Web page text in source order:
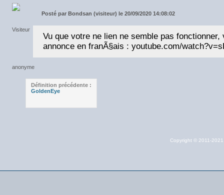
Posté par Bondsan (visiteur) le 20/09/2020 14:08:02
Vu que votre ne lien ne semble pas
annonce en franÃ§ais : youtube.com/
Définition précédente :
GoldenEye
Copyright © 2011-